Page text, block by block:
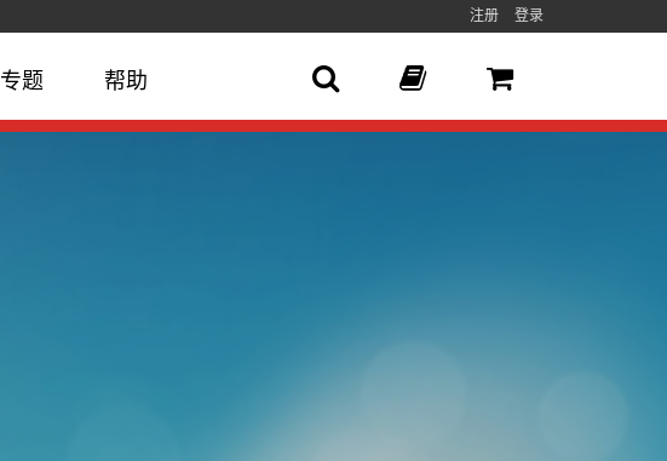
注册 登录
专题 帮助